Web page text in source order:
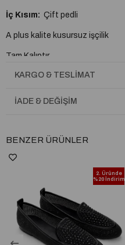
İç Kısım: Çift pedli
A plus kalite kusursuz işçilik
Tam Kalıptır.
KARGO & TESLIMAT
İADE & DEĞIŞIM
BENZER ÜRÜNLER
2. Üründe
%20 İndirim